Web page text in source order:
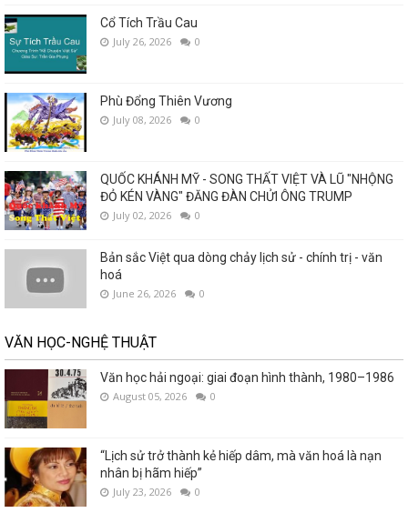
Cổ Tích Trầu Cau
July 26, 2026 0
Phù Đổng Thiên Vương
July 08, 2026 0
QUỐC KHÁNH MỸ - SONG THẤT VIỆT VÀ LŨ "NHỘNG
ĐỎ KÉN VÀNG" ĐĂNG ĐÀN CHỬI ÔNG TRUMP
July 02, 2026 0
Bản sắc Việt qua dòng chảy lịch sử - chính trị - văn
hoá
June 26, 2026 0
VĂN HỌC-NGHỆ THUẬT
Văn học hải ngoại: giai đoạn hình thành, 1980–1986
August 05, 2026 0
“Lịch sử trở thành kẻ hiếp dâm, mà văn hoá là nạn
nhân bị hãm hiếp”
July 23, 2026 0